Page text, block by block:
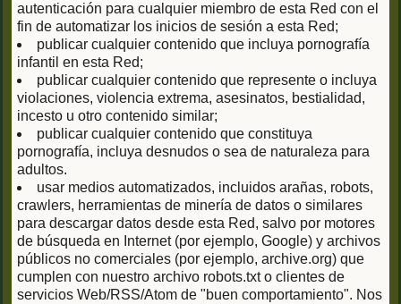
autenticación para cualquier miembro de esta Red con el
fin de automatizar los inicios de sesión a esta Red;
publicar cualquier contenido que incluya pornografía
infantil en esta Red;
publicar cualquier contenido que represente o incluya
violaciones, violencia extrema, asesinatos, bestialidad,
incesto u otro contenido similar;
publicar cualquier contenido que constituya
pornografía, incluya desnudos o sea de naturaleza para
adultos.
usar medios automatizados, incluidos arañas, robots,
crawlers, herramientas de minería de datos o similares
para descargar datos desde esta Red, salvo por motores
de búsqueda en Internet (por ejemplo, Google) y archivos
públicos no comerciales (por ejemplo, archive.org) que
cumplen con nuestro archivo robots.txt o clientes de
servicios Web/RSS/Atom de "buen comportamiento". Nos